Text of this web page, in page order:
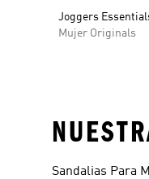
Joggers
Mujer Originals
Sandalias Para